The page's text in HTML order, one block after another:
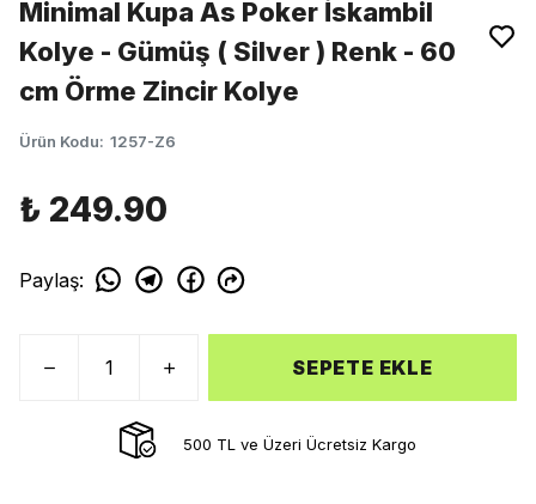
Minimal Kupa As Poker İskambil
Kolye - Gümüş ( Silver ) Renk - 60
cm Örme Zincir Kolye
Ürün Kodu: 1257-Z6
₺ 249.90
Paylaş:
SEPETE EKLE
500 TL ve Üzeri Ücretsiz Kargo